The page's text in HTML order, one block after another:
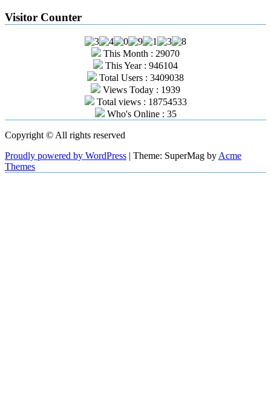
Visitor Counter
This Month : 29070
This Year : 946104
Total Users : 3409038
Views Today : 1939
Total views : 18754533
Who's Online : 35
Copyright © All rights reserved
Proudly powered by WordPress | Theme: SuperMag by Acme
Themes